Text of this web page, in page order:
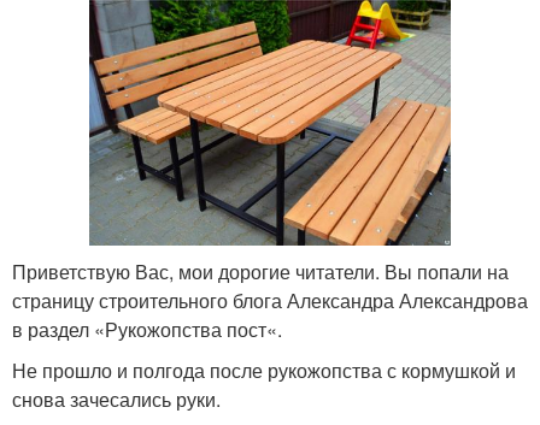
Приветствую Вас, мои дорогие читатели. Вы попали на
страницу строительного блога Александра Александрова
в раздел «Рукожопства пост«.
Не прошло и полгода после рукожопства с кормушкой и
снова зачесались руки.